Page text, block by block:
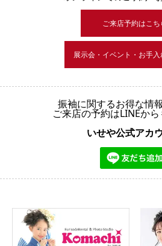
ご来店予約はこち
展示会・イベント・お手入
振袖に関するお得な情
ご来店の予約はLINEから
いせや公式アカ